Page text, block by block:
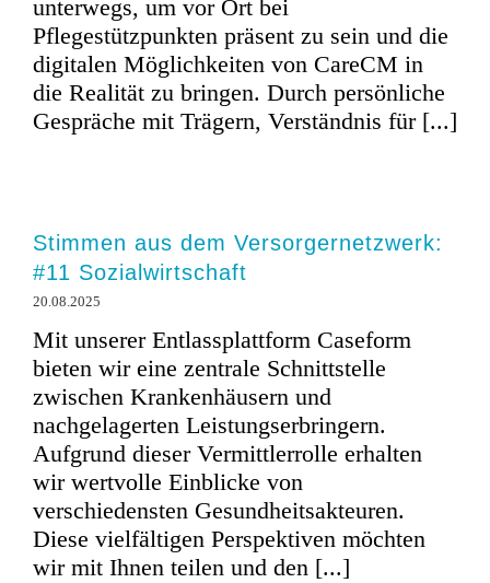
unterwegs, um vor Ort bei
Pflegestützpunkten präsent zu sein und die
digitalen Möglichkeiten von CareCM in
die Realität zu bringen. Durch persönliche
Gespräche mit Trägern, Verständnis für [...]
Stimmen aus dem Versorgernetzwerk:
#11 Sozialwirtschaft
20.08.2025
Mit unserer Entlassplattform Caseform
bieten wir eine zentrale Schnittstelle
zwischen Krankenhäusern und
nachgelagerten Leistungserbringern.
Aufgrund dieser Vermittlerrolle erhalten
wir wertvolle Einblicke von
verschiedensten Gesundheitsakteuren.
Diese vielfältigen Perspektiven möchten
wir mit Ihnen teilen und den [...]